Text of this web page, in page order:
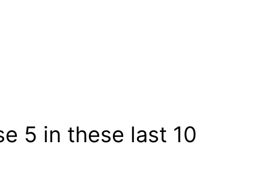
5 in these last 10